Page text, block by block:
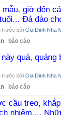
mẫu, giờ đến
Đả đảo
trước bởi Gia Dinh Nha
báo cáo
quá, quảng
trước bởi Gia Dinh Nha
báo cáo
cầu treo,
nhiệm....